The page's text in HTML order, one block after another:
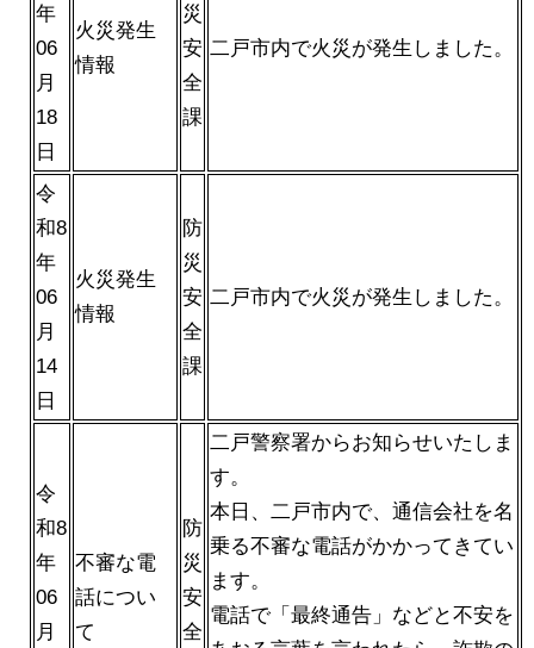
年
06
月
18
日
火災発生
情報
災
安
全
課
二戸市内で火災が発生しました。
令
和8
年
06
月
14
日
火災発生
情報
防
災
安
全
課
二戸市内で火災が発生しました。
令
和8
年
06
月
不審な電
話につい
て
防
災
安
全
二戸警察署からお知らせいたしま
す。
本日、二戸市内で、通信会社を名
乗る不審な電話がかかってきてい
ます。
電話で「最終通告」などと不安を